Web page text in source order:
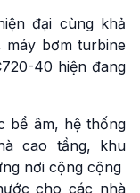
đại cùng khả
bơm turbine
40 hiện đang
bể âm, hệ thống
cao tầng, khu
nơi cộng cộng
cho các nhà